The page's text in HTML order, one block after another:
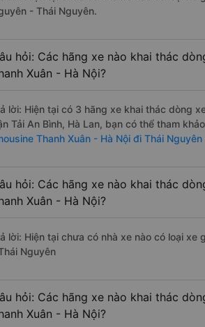
- Thái Nguyên.
hỏi: Các hãng xe nào khai thác
Xuân - Hà Nội?
lời: Hiện tại có 3 hãng xe khai thác dòng
Tải An Bình, Hà Lan, bạn có thể tham
Thanh Xuân - Hà Nội đi Thái
hỏi: Các hãng xe nào khai thác
Xuân - Hà Nội?
lời: Hiện tại chưa có nhà xe nào có loại
Nguyên
hỏi: Các hãng xe nào khai thác
Xuân - Hà Nội?